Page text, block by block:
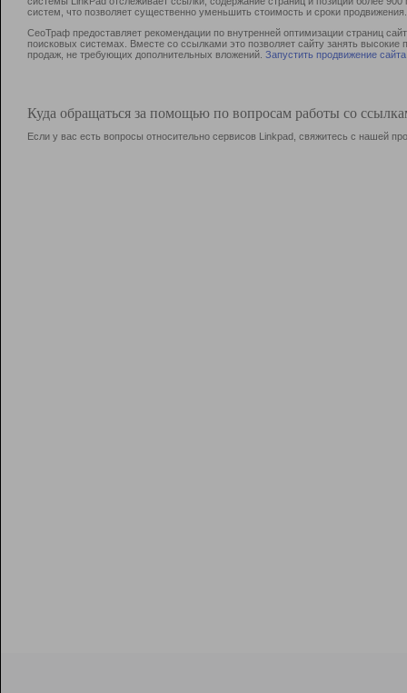
систем, что позволяет существенно уменьшить стоимость и сроки продвижения.
СеоТраф предоставляет рекомендации по внутренней оптимизации страниц
поисковых системах. Вместе со ссылками это позволяет сайту занять
продаж, не требующих дополнительных вложений. Запустить продвижение сайта
Куда обращаться за помощью по вопросам работы со
Если у вас есть вопросы относительно сервисов Linkpad, свяжитесь с нашей